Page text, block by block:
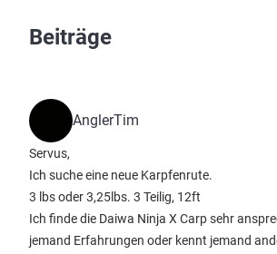
Beiträge
AnglerTim
Servus,
Ich suche eine neue Karpfenrute.
3 lbs oder 3,25lbs. 3 Teilig, 12ft
Ich finde die Daiwa Ninja X Carp sehr
jemand Erfahrungen oder kennt jemand